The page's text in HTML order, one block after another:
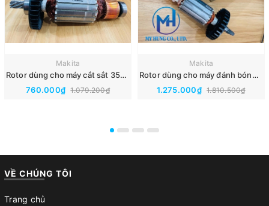
Makita
Rotor dùng cho máy cắt sắt 350mm MT240 mã 516883-3 chính hãng Makita.
760.000₫ 1.079.200₫
Makita
Rotor dùng cho máy đánh bóng 180mm 9237C mã 516308-7 chính hãng Makita.
1.275.000₫ 1.810.500₫
VỀ CHÚNG TÔI
Trang chủ